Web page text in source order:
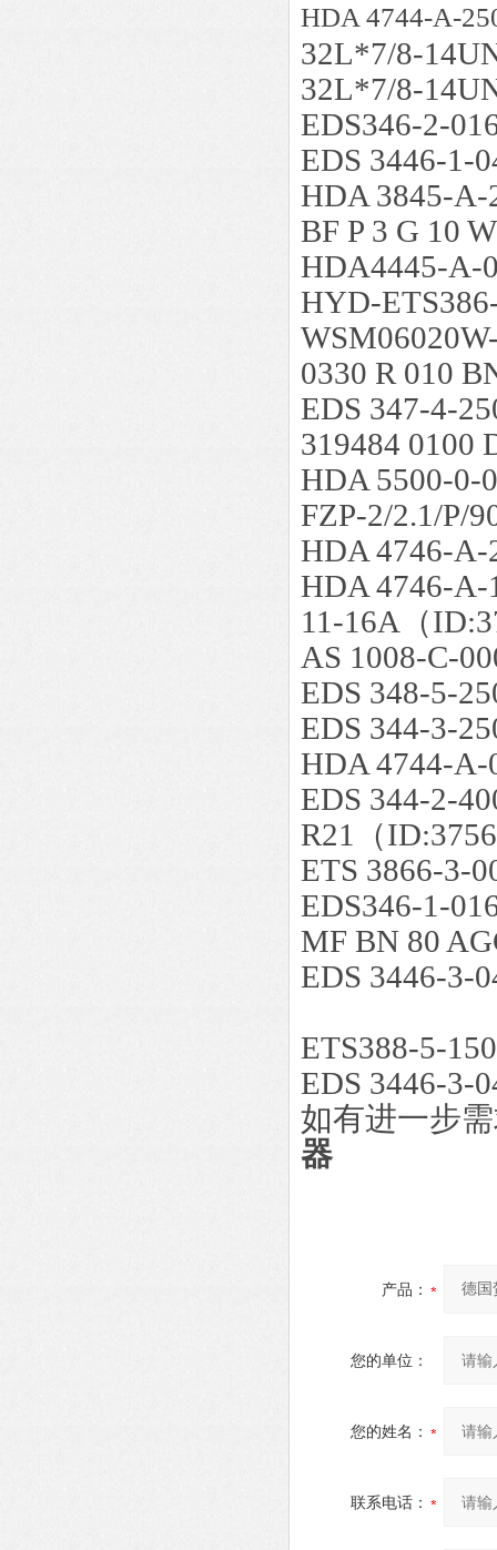
HDA 4744-A-
32L*7/8-
32L*7/8-
EDS346-2-
EDS 3446-1-
HDA 3845-A-
BF P 3 G 10
HDA4445-A-
HYD-
0330 R 010
EDS 347-4-
319484 0100
HDA 5500-0-
FZP-2/2.1/P/
HDA 4746-A-
HDA 4746-A-
11-16A（
AS 1008-C-
EDS 348-5-
EDS 344-3-
HDA 4744-A-
EDS 344-2-
R21（
ETS 3866-3-
EDS346-1-
MF BN 80
EDS 3446-3-
ETS388-5-
EDS 3446-3-
如有进一步
器
产品：
您的单位：
您的姓名：
联系电话：